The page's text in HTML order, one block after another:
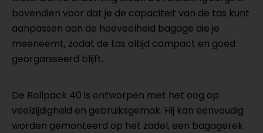
bovendien voor dat je de capaciteit van de tas kunt
aanpassen aan de hoeveelheid bagage die je
meeneemt, zodat de tas altijd compact en goed
georganiseerd blijft.
De Rollpack 40 is ontworpen met het oog op
veelzijdigheid en gebruiksgemak. Hij kan eenvoudig
worden gemonteerd op het zadel, een bagagerek